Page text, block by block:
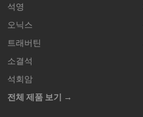
석영
오닉스
트래버틴
소결석
석회암
전체 제품 보기 →